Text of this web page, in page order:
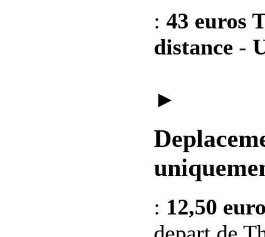
: 43 euros
distance -
►
: 12,50